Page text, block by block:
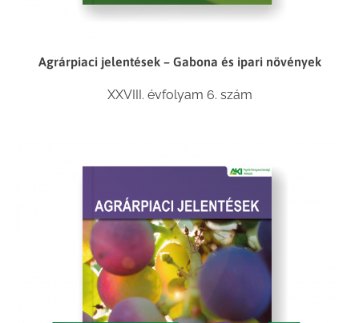
Agrárpiaci jelentések – Gabona és ipari növények
XXVIII. évfolyam 6. szám